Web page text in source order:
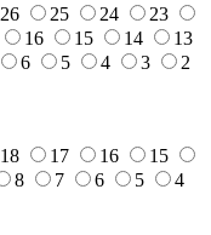
26 25 24
23
16 15 14
13
6 5 4 3
2
18 17 16
15
8 7 6 5
4